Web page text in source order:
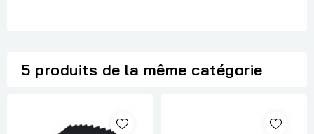
5 produits de la même catégorie